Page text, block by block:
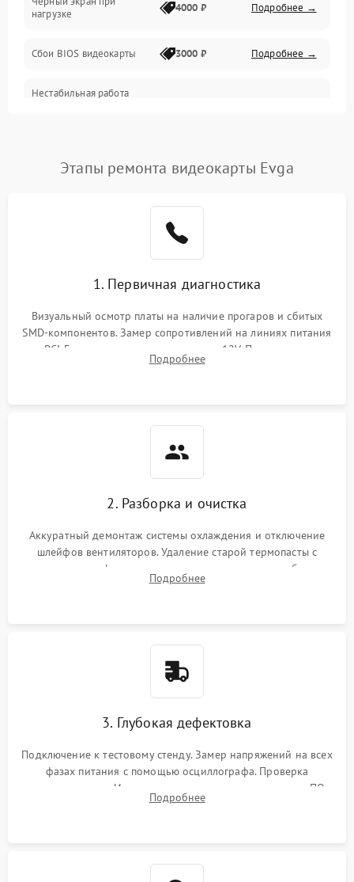
Электропитание
ПО
Электронные компоненты
Общие поломки
Механические повреждения
нагрузке
4000 ₽ Подробнее →
Сбои BIOS видеокарты 3000 ₽ Подробнее →
Нестабильная работа
Этапы ремонта видеокарты Evga
1. Первичная диагностика
Визуальный осмотр платы на наличие прогаров и сбитых
SMD-компонентов. Замер сопротивлений на линиях питания
PCI-E и дополнительных разъемах 12V. Проверка на
короткое замыкание основных дросселей питания GPU и
Подробнее
2. Разборка и очистка
Аккуратный демонтаж системы охлаждения и отключение
шлейфов вентиляторов. Удаление старой термопасты с
кристалла графического чипа и термопрокладок с банок
памяти и зоны VRM. Очистка платы от пыли и окислов.
Подробнее
3. Глубокая дефектовка
Подключение к тестовому стенду. Замер напряжений на всех
фазах питания с помощью осциллографа. Проверка
инициализации. Использование специализированного ПО
MATS
Подробнее